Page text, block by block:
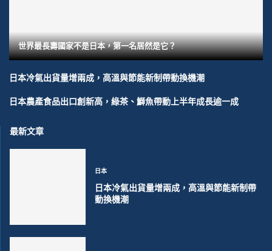
世界最長壽國家不是日本，第一名居然是它？
日本冷氣出貨量增兩成，高溫與節能新制帶動換機潮
日本農產食品出口創新高，綠茶、鰤魚帶動上半年成長逾一成
最新文章
日本
日本冷氣出貨量增兩成，高溫與節能新制帶
動換機潮